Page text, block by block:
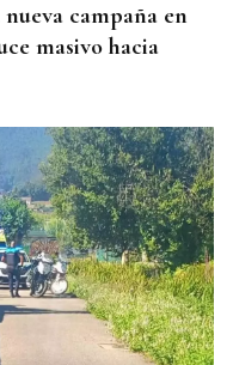
campaña en
masivo hacia